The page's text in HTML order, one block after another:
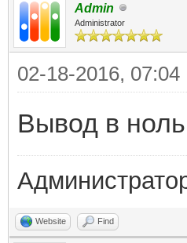
Admin
Administrator
02-18-2016, 07:04
Вывод в
Website Find